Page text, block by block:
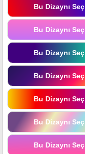
Bu Dizaynı Seç
Bu Dizaynı Seç
Bu Dizaynı Seç
Bu Dizaynı Seç
Bu Dizaynı Seç
Bu Dizaynı Seç
Bu Dizaynı Seç